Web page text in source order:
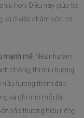
hơn. Điều này giúp họ
lại ở việc chăm sóc cơ
mạnh mẽ. Nếu như âm
chóng, thì mùi hương
hữu hương thơm đặc
và ghi nhớ mỗi lần
sắc thương hiệu riêng